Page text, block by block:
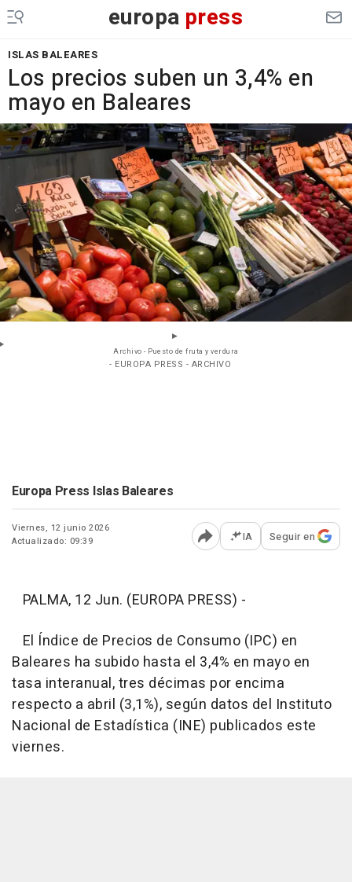
europa press
ISLAS BALEARES
Los precios suben un 3,4% en
mayo en Baleares
Archivo - Puesto de fruta y verdura
- EUROPA PRESS - ARCHIVO
Europa Press Islas Baleares
Viernes, 12 junio 2026
Actualizado: 09:39
Abrir opciones para
IA Seguir en
PALMA, 12 Jun. (EUROPA PRESS) -
El Índice de Precios de Consumo (IPC) en
Baleares ha subido hasta el 3,4% en mayo en
tasa interanual, tres décimas por encima
respecto a abril (3,1%), según datos del Instituto
Nacional de Estadística (INE) publicados este
viernes.